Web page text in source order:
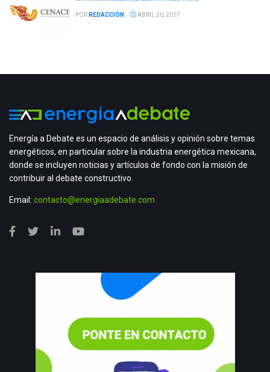
POR REDACCIÓN ABRIL 20, 2017
Energía a Debate es un espacio de análisis y opinión sobre temas
energéticos, en particular sobre la industria energética mexicana,
donde se incluyen noticias y artículos de fondo con la misión de
contribuir al debate constructivo.
Email: contacto@energiaadebate.com